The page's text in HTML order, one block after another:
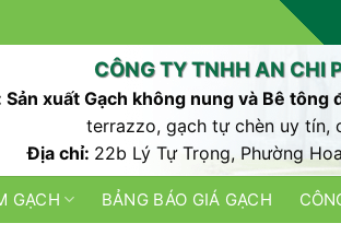
CÔNG TY TNHH AN CHI
Sản xuất Gạch không nung và Bê tông
terrazzo, gạch tự chèn uy tín,
Địa chỉ: 22b Lý Tự Trọng, Phường
GẠCH BẢNG BÁO GIÁ GẠCH